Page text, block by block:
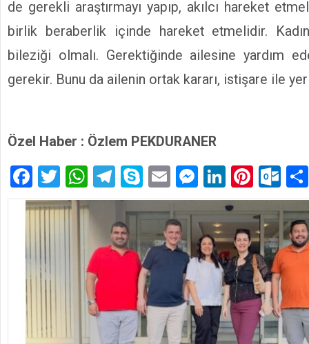
de gerekli araştırmayı yapıp, akılcı hareket
birlik beraberlik içinde hareket etmelidir.
bileziği olmalı. Gerektiğinde ailesine yardım
gerekir. Bunu da ailenin ortak kararı, istişare ile
Özel Haber : Özlem PEKDURANER
Facebook
Twitter
WhatsApp
Telegram
SkypeEmailMessenger
LinkedIn